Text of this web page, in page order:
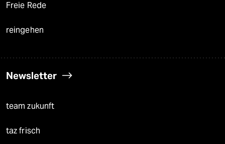
Freie Rede
reingehen
Newsletter
team zukunft
taz frisch